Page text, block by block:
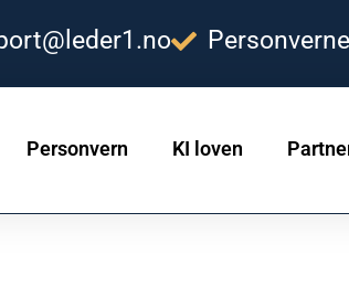
Personvern KI loven